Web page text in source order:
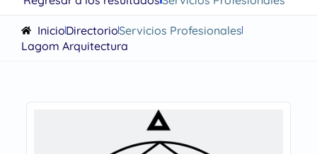
InicioDirectorioServicios Profesionales
Lagom Arquitectura